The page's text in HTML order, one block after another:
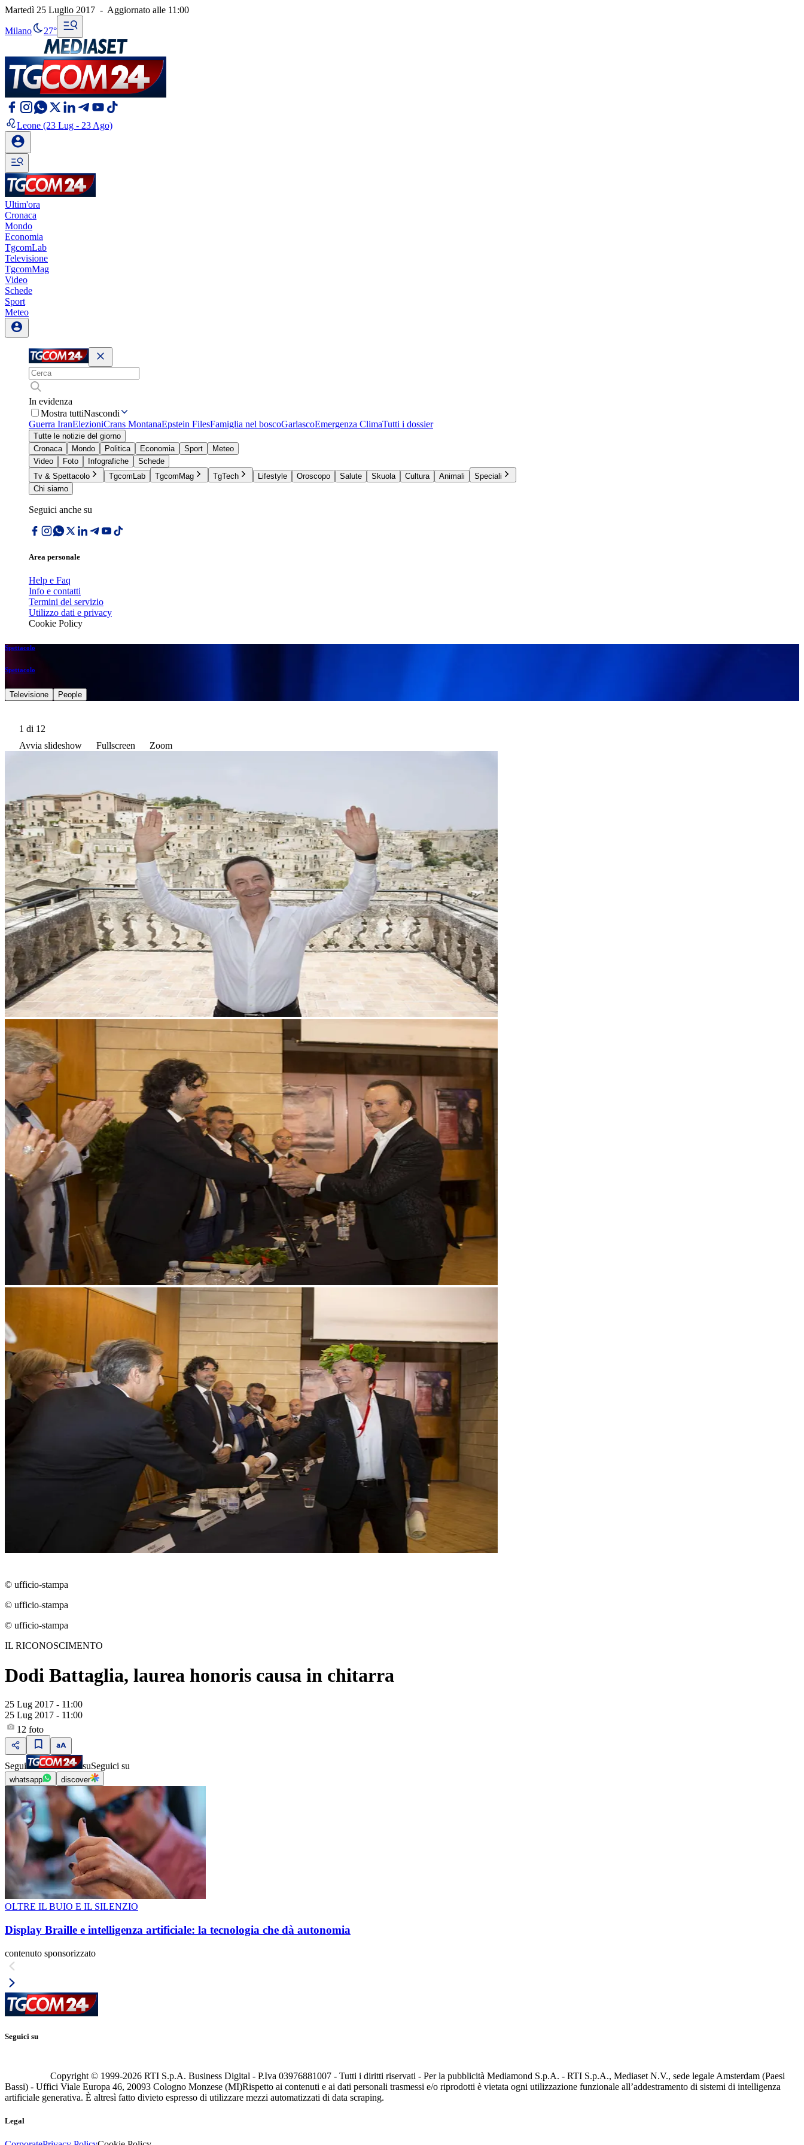
Martedì 25 Luglio 2017 - Aggiornato alle 11:00
Milano 27°
Leone (23 Lug - 23 Ago)
Ultim'ora
Cronaca
Mondo
Economia
TgcomLab
Televisione
TgcomMag
Video
Schede
Sport
Meteo
In evidenza
Mostra tuttiNascondi
Guerra IranElezioniCrans MontanaEpstein FilesFamiglia nel boscoGarlascoEmergenza ClimaTutti i dossier
Tutte le notizie del giorno
Cronaca
Mondo Politica Economia Sport
Meteo
Video
Foto Infografiche
Schede
Tv & Spettacolo
TgcomLab TgcomMag TgTech Lifestyle Oroscopo Salute Skuola Cultura Animali
Speciali
Chi siamo
Seguici anche su
Area personale
Help e Faq
Info e contatti
Termini del servizio
Utilizzo dati e privacy
Cookie Policy
Spettacolo
Spettacolo
Televisione People
1 di 12
Avvia slideshow
Fullscreen Zoom
© ufficio-stampa
© ufficio-stampa
© ufficio-stampa
IL RICONOSCIMENTO
Dodi Battaglia, laurea honoris causa in chitarra
25 Lug 2017 - 11:00
25 Lug 2017 - 11:00
12 foto
Segui suSeguici su
whatsapp discover
OLTRE IL BUIO E IL SILENZIO
Display Braille e intelligenza artificiale: la tecnologia che dà autonomia
contenuto sponsorizzato
Seguici su
Copyright © 1999-2026 RTI S.p.A. Business Digital - P.Iva 03976881007 - Tutti i diritti riservati - Per la pubblicità Mediamond S.p.A. - RTI S.p.A., Mediaset N.V., sede legale Amsterdam (Paesi
Bassi) - Uffici Viale Europa 46, 20093 Cologno Monzese (MI)Rispetto ai contenuti e ai dati personali trasmessi e/o riprodotti è vietata ogni utilizzazione funzionale all’addestramento di sistemi di intelligenza
artificiale generativa. È altresì fatto divieto espresso di utilizzare mezzi automatizzati di data scraping.
Legal